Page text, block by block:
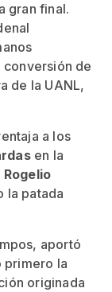
gran final.
conversión de
de la UANL,
a los
en la
Rogelio
la patada
aportó
primero la
originada